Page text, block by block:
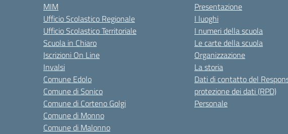
MIM
Ufficio Scolastico Regionale
Ufficio Scolastico Territoriale
Scuola in Chiaro
Iscrizioni On Line
Invalsi
Comune Edolo
Comune di Sonico
Comune di Corteno Golgi
Comune di Monno
Comune di Malonno
Presentazione
I luoghi
I numeri della scuola
Le carte della scuola
Organizzazione
La storia
Dati di contatto del
protezione dei dati (RPD)
Personale